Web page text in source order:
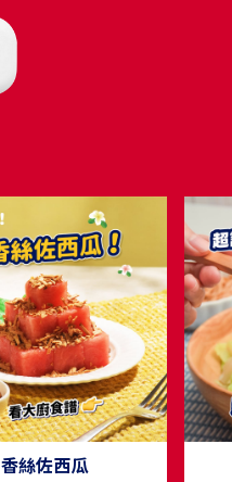
香絲佐西瓜